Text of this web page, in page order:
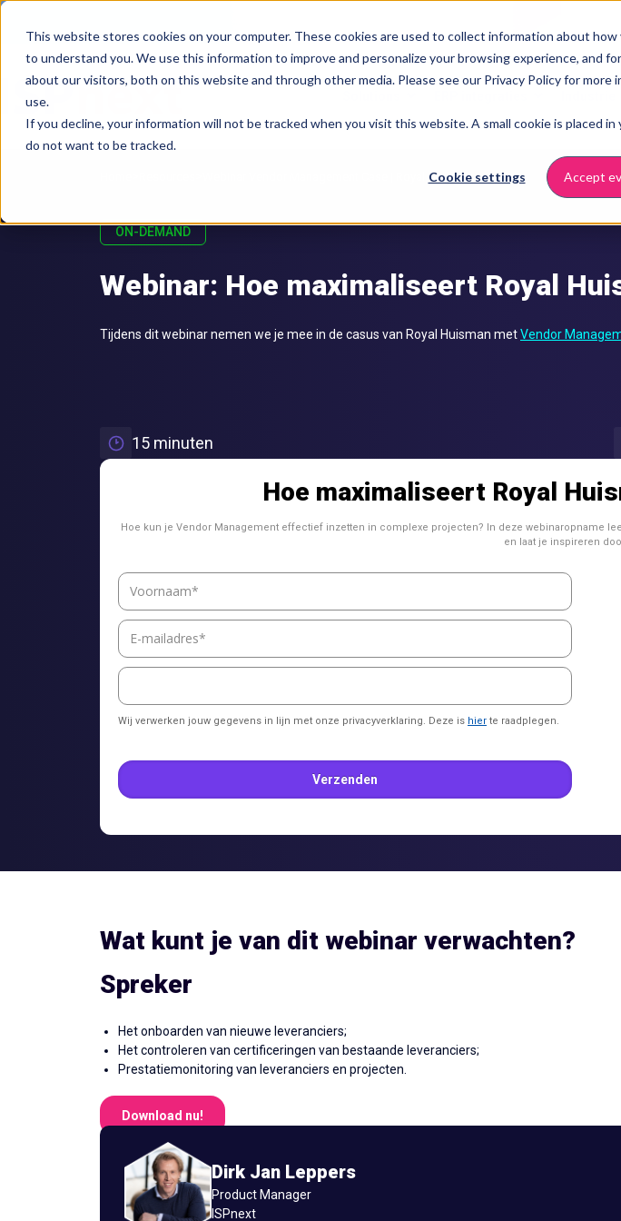
This website stores cookies on your computer. These cookies are used to collect information about
to understand you. We use this information to improve and personalize your browsing experience, and
about our visitors, both on this website and through other media. Please see our Privacy Policy for
use.
If you decline, your information will not be tracked when you visit this website. A small cookie is placed
do not want to be tracked.
Cookie settings Accept
Webinar Vendor Management Case | Royal Huisman x ISPnext
ON-DEMAND
Webinar: Hoe maximaliseert Royal
Tijdens dit webinar nemen we je mee in de casus van Royal Huisman metVendor
15 minuten
Hoe maximaliseert Royal
Hoe kun je Vendor Management effectief inzetten in complexe projecten? In deze webinaropname
en laat je inspireren
Wij verwerken jouw gegevens in lijn met onze privacyverklaring. Deze is hier te raadplegen.
Wat kunt je van dit webinar verwachten?
Spreker
Het onboarden van nieuwe leveranciers;
Het controleren van certificeringen van bestaande leveranciers;
Prestatiemonitoring van leveranciers en projecten.
Download nu!
Dirk Jan Leppers
Product Manager
ISPnext